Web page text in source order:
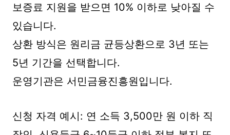
보증료 지원을 받으면 10% 이하로 낮아질 수
있습니다.
상환 방식은 원리금 균등상환으로 3년 또는
5년 기간을 선택합니다.
운영기관은 서민금융진흥원입니다.
신청 자격 예시: 연 소득 3,500만 원 이하 직